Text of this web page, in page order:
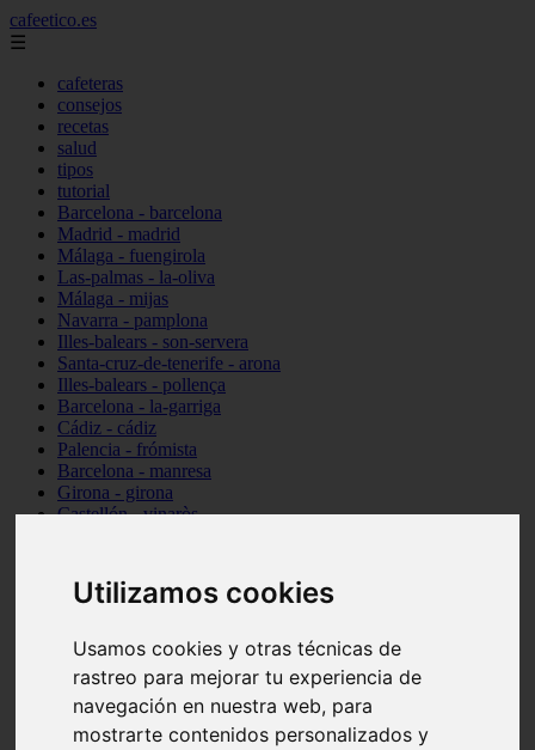
Utilizamos cookies
Usamos cookies y otras técnicas de
rastreo para mejorar tu experiencia de
navegación en nuestra web, para
mostrarte contenidos personalizados y
cafeetico.es
☰
cafeteras
consejos
recetas
salud
tipos
tutorial
Barcelona - barcelona
Madrid - madrid
Málaga - fuengirola
Las-palmas - la-oliva
Málaga - mijas
Navarra - pamplona
Illes-balears - son-servera
Santa-cruz-de-tenerife - arona
Illes-balears - pollença
Barcelona - la-garriga
Cádiz - cádiz
Palencia - frómista
Barcelona - manresa
Girona - girona
Castellón - vinaròs
Málaga - nerja
Girona - blanes
Málaga - marbella
Asturias - gijón
Girona - figueres
Alicante - santa-pola